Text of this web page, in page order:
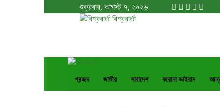
শুক্রবার, আগস্ট ৭, ২০২৬
বিশ্ববার্তা
প্রচ্ছদ জাতীয় সারাদেশ করোনা ভাইরাস